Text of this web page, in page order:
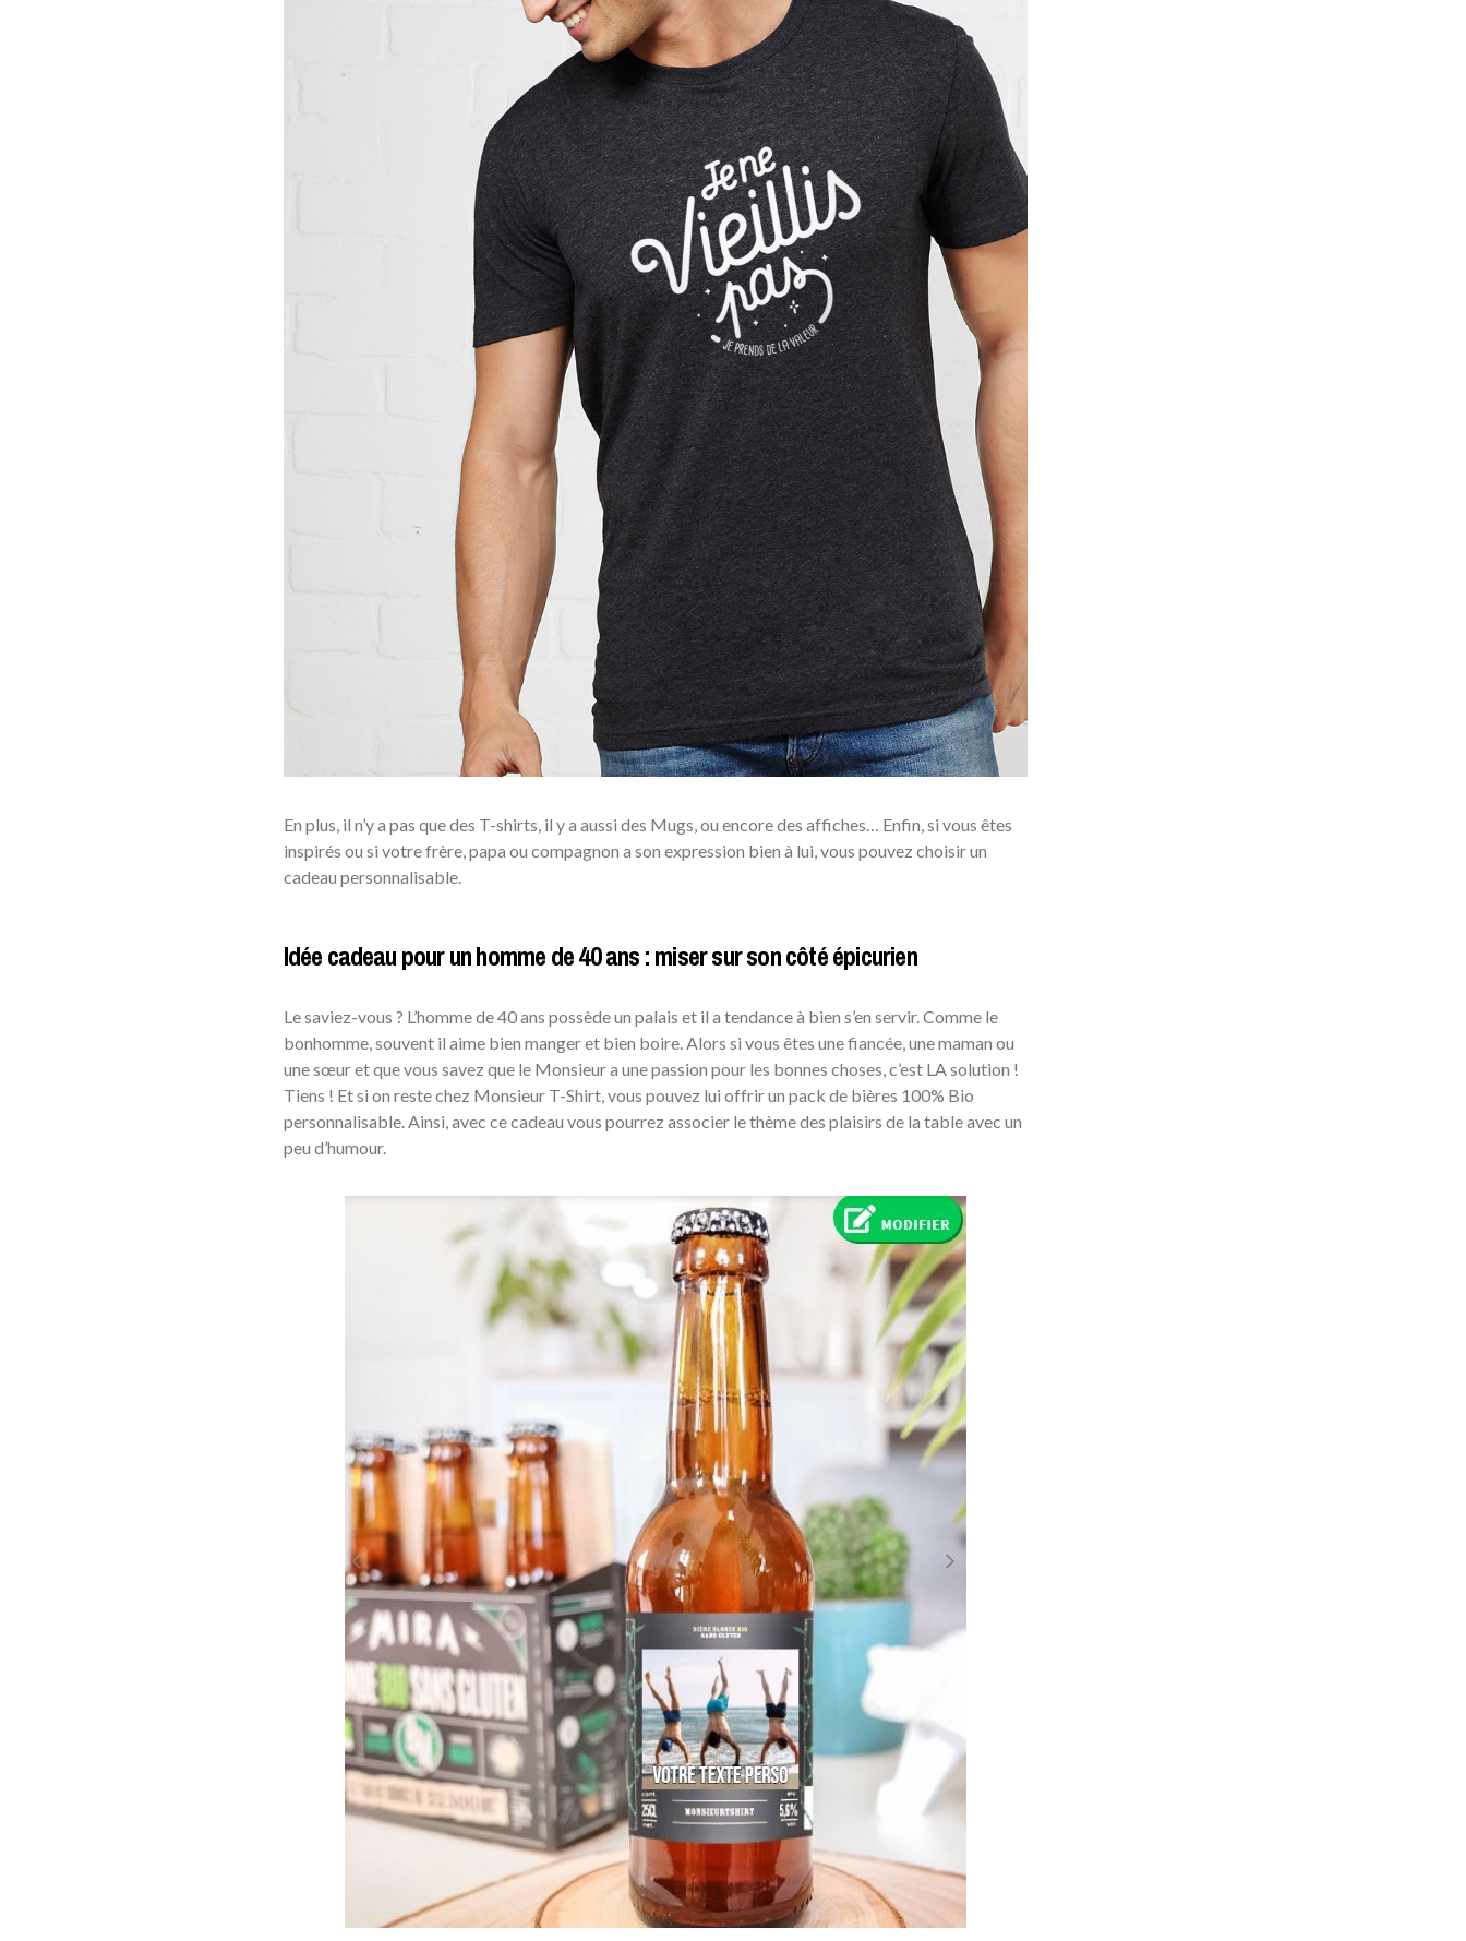
En plus, il n’y a pas que des T-shirts, il y a aussi des Mugs, ou encore des affiches… Enfin, si vous êtes
inspirés ou si votre frère, papa ou compagnon a son expression bien à lui, vous pouvez choisir un
cadeau personnalisable.
Idée cadeau pour un homme de 40 ans : miser sur son côté épicurien
Le saviez-vous ? L’homme de 40 ans possède un palais et il a tendance à bien s’en servir. Comme le
bonhomme, souvent il aime bien manger et bien boire. Alors si vous êtes une fiancée, une maman ou
une sœur et que vous savez que le Monsieur a une passion pour les bonnes choses, c’est LA solution !
Tiens ! Et si on reste chez Monsieur T-Shirt, vous pouvez lui offrir un pack de bières 100% Bio
personnalisable. Ainsi, avec ce cadeau vous pourrez associer le thème des plaisirs de la table avec un
peu d’humour.